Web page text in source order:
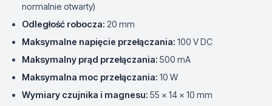
normalnie otwarty)
Odległość robocza: 20 mm
Maksymalne napięcie przełączania: 100 V DC
Maksymalny prąd przełączania: 500 mA
Maksymalna moc przełączania: 10 W
Wymiary czujnika i magnesu: 55 x 14 x 10 mm